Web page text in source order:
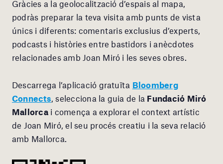
Gràcies a la geolocalització d’espais al mapa,
podràs preparar la teva visita amb punts de vista
únics i diferents: comentaris exclusius d’experts,
podcasts i històries entre bastidors i anècdotes
relacionades amb Joan Miró i les seves obres.
Descarrega l’aplicació gratuïta Bloomberg
Connects , selecciona la guia de la Fundació Miró
Mallorcai comença a explorar el context artístic
de Joan Miró, el seu procés creatiu i la seva relació
amb Mallorca.